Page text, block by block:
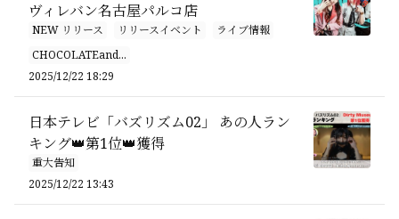
ヴィレバン名古屋パルコ店
NEW リリース リリースイベント
ライブ情報
CHOCOLATEand...
2025/12/22 18:29
日本テレビ「バズリズム02」 あの人ラン
キング👑第1位👑獲得
重大告知
2025/12/22 13:43